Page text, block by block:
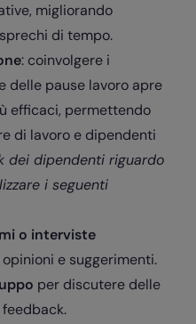
migliorando
di tempo.
: coinvolgere i
delle pause lavoro apre
efficaci, permettendo
di lavoro e dipendenti
dei dipendenti riguardo
i seguenti
o interviste
e suggerimenti.
per discutere delle